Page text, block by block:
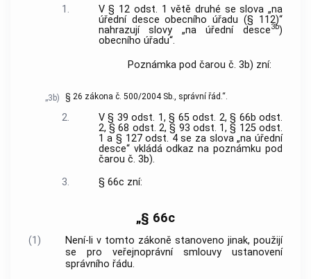
1.
V § 12 odst. 1 větě druhé se slova „na
úřední desce obecního úřadu (§ 112)“
nahrazují slovy „na úřední desce3b)
obecního úřadu“.
Poznámka pod čarou č. 3b) zní:
„3b) § 26 zákona č. 500/2004 Sb., správní řád.“.
2.
V § 39 odst. 1, § 65 odst. 2, § 66b odst.
2, § 68 odst. 2, § 93 odst. 1, § 125 odst.
1 a § 127 odst. 4 se za slova „na úřední
desce“ vkládá odkaz na poznámku pod
čarou č. 3b).
3.
§ 66c zní:
„§ 66c
(1)
Není-li v tomto zákoně stanoveno jinak, použijí
se pro veřejnoprávní smlouvy ustanovení
správního řádu.